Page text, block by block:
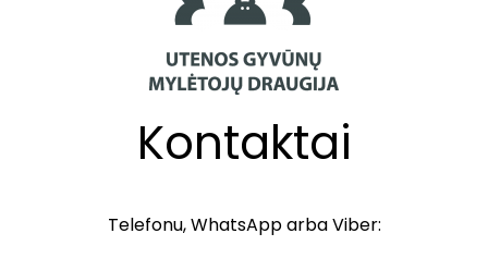
Kontaktai
Telefonu, WhatsApp arba Viber: